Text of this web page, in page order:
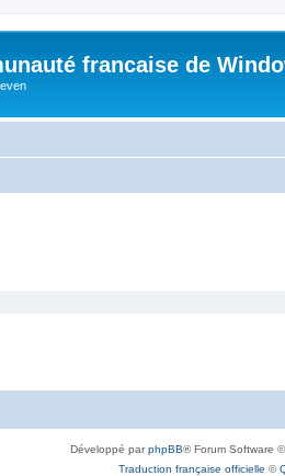
francaise de
Développé parphpBB® Forum Software
Traduction française officielle ©